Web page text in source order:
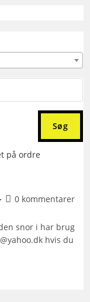
Søg
Post0 kommentarer
snor i har brug
hvis du